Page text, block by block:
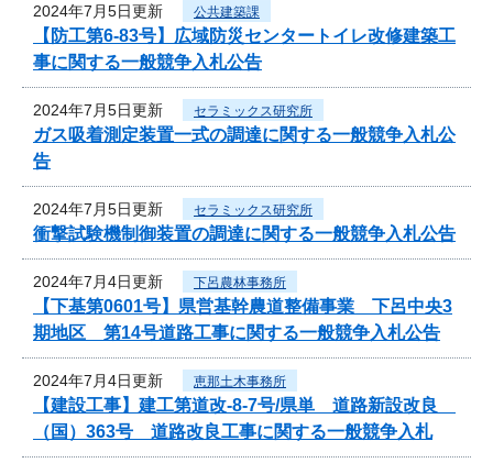
2024年7月5日更新 公共建築課
【防工第6-83号】広域防災センタートイレ改修建築工
事に関する一般競争入札公告
2024年7月5日更新 セラミックス研究所
ガス吸着測定装置一式の調達に関する一般競争入札公
告
2024年7月5日更新 セラミックス研究所
衝撃試験機制御装置の調達に関する一般競争入札公告
2024年7月4日更新 下呂農林事務所
【下基第0601号】県営基幹農道整備事業 下呂中央3
期地区 第14号道路工事に関する一般競争入札公告
2024年7月4日更新 恵那土木事務所
【建設工事】建工第道改-8-7号/県単 道路新設改良
（国）363号 道路改良工事に関する一般競争入札